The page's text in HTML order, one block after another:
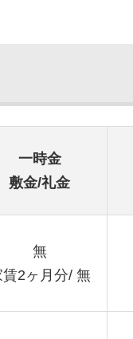
一時金
敷金/礼金
無
賃2ヶ月分/ 無